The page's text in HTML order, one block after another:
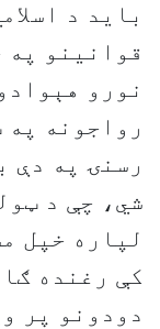
باید د
قوانینو په
نورو
رواجونه
رسنۍ په دې
شي، چې د
لپاره خپل
کې رغنده
دودونو پر